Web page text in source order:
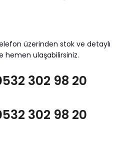
üzerinden stok ve detaylı
hemen ulaşabilirsiniz.
302 98 20
302 98 20